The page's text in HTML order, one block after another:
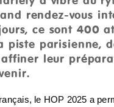
rendez-vous
ce sont 400
piste parisienne,
leur
le HOP 2025 a